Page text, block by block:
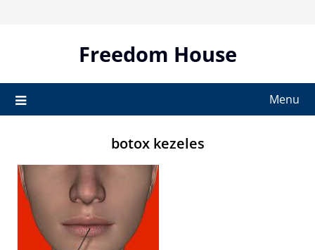
Freedom House
Menu
botox kezeles